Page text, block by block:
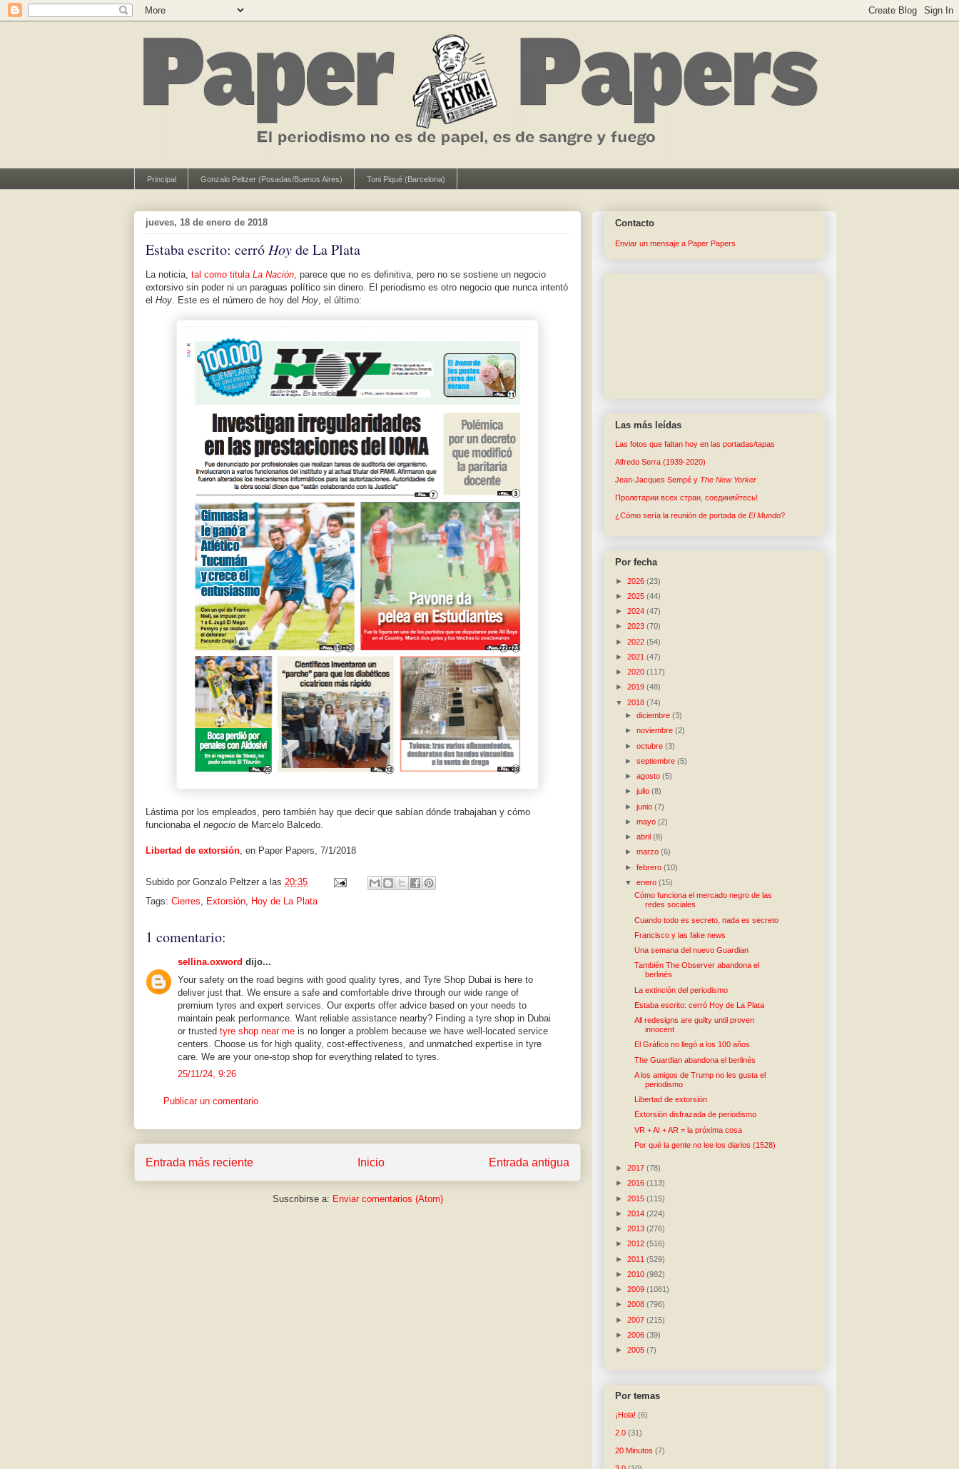
Principal Gonzalo Peltzer (Posadas/Buenos Aires) Toni Piqué (Barcelona)
jueves, 18 de enero de 2018
Estaba escrito: cerró Hoyde La Plata
La noticia, tal como titula La Nación, parece que no es definitiva, pero no se sostiene un negocio
extorsivo sin poder ni un paraguas político sin dinero. El periodismo es otro negocio que nunca intentó
el Hoy. Este es el número de hoy del Hoy, el último:
Lástima por los empleados, pero también hay que decir que sabían dónde trabajaban y cómo
funcionaba el negocio de Marcelo Balcedo.
Libertad de extorsión, en Paper Papers, 7/1/2018
Subido por Gonzalo Peltzer a las 20:35
Tags: Cierres, Extorsión, Hoy de La Plata
1 comentario:
sellina.oxword dijo...
Your safety on the road begins with good quality tyres, and Tyre Shop Dubai is here to
deliver just that. We ensure a safe and comfortable drive through our wide range of
premium tyres and expert services. Our experts offer advice based on your needs to
maintain peak performance. Want reliable assistance nearby? Finding a tyre shop in Dubai
or trusted tyre shop near me is no longer a problem because we have well-located service
centers. Choose us for high quality, cost-effectiveness, and unmatched expertise in tyre
care. We are your one-stop shop for everything related to tyres.
25/11/24, 9:26
Publicar un comentario
Entrada más reciente Entrada antigua
Inicio
Suscribirse a: Enviar comentarios (Atom)
Contacto
Enviar un mensaje a Paper Papers
Las más leídas
Las fotos que faltan hoy en las portadas/tapas
Alfredo Serra (1939-2020)
Jean-Jacques Sempé y The New Yorker
Пролетарии всех стран, соединяйтесь!
¿Cómo sería la reunión de portada de El Mundo?
Por fecha
► 2026 (23)
► 2025 (44)
► 2024 (47)
► 2023 (70)
► 2022 (54)
► 2021 (47)
► 2020 (117)
► 2019 (48)
▼ 2018 (74)
►diciembre(3)
►noviembre(2)
►octubre(3)
►septiembre(5)
►agosto(5)
►julio(8)
►junio(7)
►mayo(2)
►abril(8)
►marzo(6)
►febrero(10)
▼enero(15)
Cómo funciona el mercado negro de las
redes sociales
Cuando todo es secreto, nada es secreto
Francisco y las fake news
Una semana del nuevo Guardian
También The Observer abandona el
berlinés
La extinción del periodismo
Estaba escrito: cerró Hoy de La Plata
All redesigns are guilty until proven
innocent
El Gráfico no llegó a los 100 años
The Guardian abandona el berlinés
A los amigos de Trump no les gusta el
periodismo
Libertad de extorsión
Extorsión disfrazada de periodismo
VR + AI + AR = la próxima cosa
Por qué la gente no lee los diarios (1528)
► 2017 (78)
► 2016 (113)
► 2015 (115)
► 2014 (224)
► 2013 (276)
► 2012 (516)
► 2011 (529)
► 2010 (982)
► 2009 (1081)
► 2008 (796)
► 2007 (215)
► 2006 (39)
► 2005 (7)
Por temas
¡Hola! (6)
2.0 (31)
20 Minutos (7)